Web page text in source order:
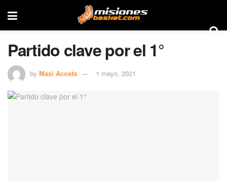
Partido clave por el 1°
by Maxi Acosta 1 mayo, 2021